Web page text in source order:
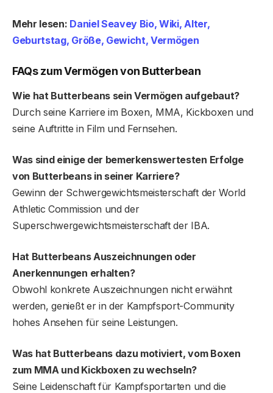
Mehr lesen: Daniel Seavey Bio, Wiki, Alter,
Geburtstag, Größe, Gewicht, Vermögen
FAQs zum Vermögen von Butterbean
Wie hat Butterbeans sein Vermögen aufgebaut?
Durch seine Karriere im Boxen, MMA, Kickboxen und
seine Auftritte in Film und Fernsehen.
Was sind einige der bemerkenswertesten Erfolge
von Butterbeansin seiner Karriere?
Gewinn der Schwergewichtsmeisterschaft der World
Athletic Commission und der
Superschwergewichtsmeisterschaft der IBA.
Hat Butterbeans Auszeichnungen oder
Anerkennungen erhalten?
Obwohl konkrete Auszeichnungen nicht erwähnt
werden, genießt er in der Kampfsport-Community
hohes Ansehen für seine Leistungen.
Was hat Butterbeans dazu motiviert, vom Boxen
zum MMA und Kickboxen zu wechseln?
Seine Leidenschaft für Kampfsportarten und die